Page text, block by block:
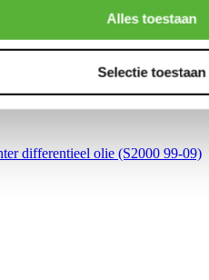
Alles toestaan
Selectie toestaan
differentieel olie (S2000 99-09)